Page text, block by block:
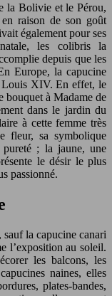
la Bolivie et le Pérou,
raison de son goût
également pour ses
les colibris la
depuis que les
Europe, la capucine
Louis XIV. En effet, le
bouquet à Madame de
dans le jardin du
à cette femme très
fleur, sa symbolique
; la jaune, une
le désir le plus
passionné.
la capucine canari
l’exposition au soleil.
les balcons, les
naines, elles
plates-bandes,